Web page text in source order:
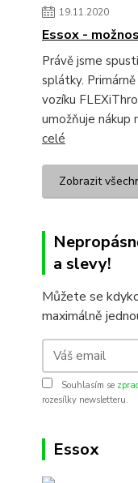
19.11.2020
Essox -
Právě jsme
splátky.
vozíku
umožňuje nákup
celé
Zobrazit
a slevy!
Můžete se
maximálně
Souhlasím se
rozesílky newsletteru.
Essox